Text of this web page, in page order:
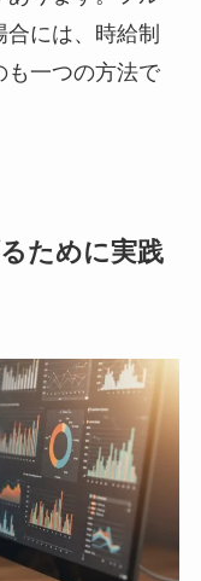
には、時給制
も一つの方法で
ために実践